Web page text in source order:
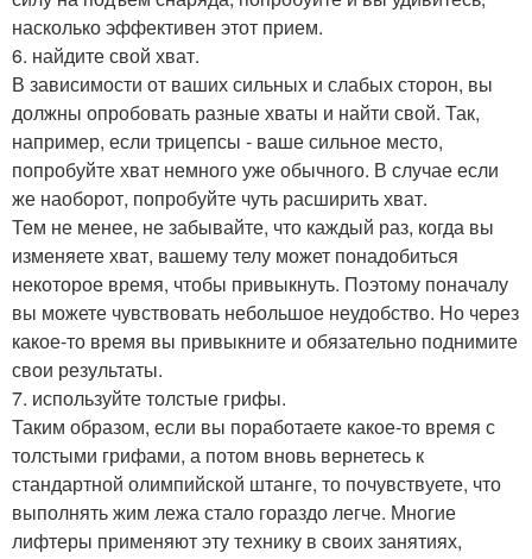
насколько эффективен этот прием.
6. найдите свой хват.
В зависимости от ваших сильных и слабых сторон, вы
должны опробовать разные хваты и найти свой. Так,
например, если трицепсы - ваше сильное место,
попробуйте хват немного уже обычного. В случае если
же наоборот, попробуйте чуть расширить хват.
Тем не менее, не забывайте, что каждый раз, когда вы
изменяете хват, вашему телу может понадобиться
некоторое время, чтобы привыкнуть. Поэтому поначалу
вы можете чувствовать небольшое неудобство. Но через
какое-то время вы привыкните и обязательно поднимите
свои результаты.
7. используйте толстые грифы.
Таким образом, если вы поработаете какое-то время с
толстыми грифами, а потом вновь вернетесь к
стандартной олимпийской штанге, то почувствуете, что
выполнять жим лежа стало гораздо легче. Многие
лифтеры применяют эту технику в своих занятиях,